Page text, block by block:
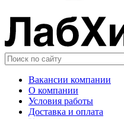
Вакансии компании
О компании
Условия работы
Доставка и оплата